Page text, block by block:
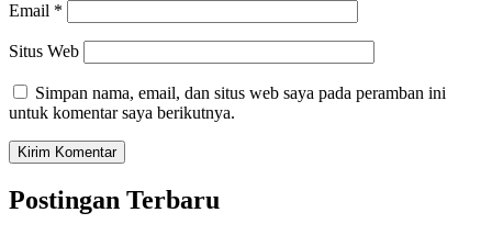
Email *
Situs Web
Simpan nama, email, dan situs web saya pada peramban ini
untuk komentar saya berikutnya.
Postingan Terbaru